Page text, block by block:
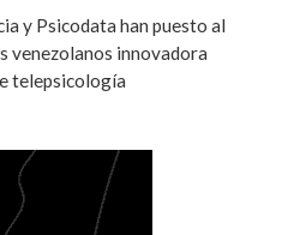
y Psicodata han puesto al
venezolanos innovadora
telepsicología